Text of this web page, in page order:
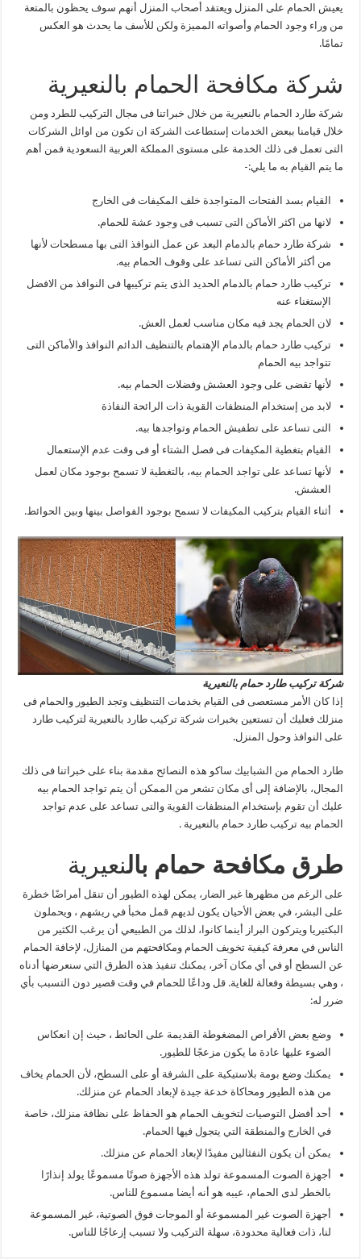
يعيش الحمام على المنزل ويعتقد أصحاب المنزل أنهم سوف يحظون بالمتعة
من وراء وجود الحمام وأصواته المميزة ولكن للأسف ما يحدث هو العكس
تمامًا.
شركة مكافحة الحمام بالنعيرية
شركة طارد الحمام بالنعيرية من خلال خبراتنا فى مجال التركيب للطرد ومن
خلال قيامنا ببعض الخدمات إستطاعت الشركة ان تكون من اوائل الشركات
التى تعمل فى ذلك الخدمة على مستوى المملكة العربية السعودية فمن أهم
ما يتم القيام به ما يلي:-
القيام بسد الفتحات المتواجدة خلف المكيفات فى الخارج
لانها من اكثر الأماكن التى تسبب فى وجود عشة للحمام.
شركة طارد حمام بالدمام البعد عن عمل النوافذ التى بها مسطحات لأنها
من أكثر الأماكن التى تساعد على وقوف الحمام بيه.
تركيب طارد حمام بالدمام الحديد الذى يتم تركيبها فى النوافذ من الافضل
الإستغناء عنه
لان الحمام يجد فيه مكان مناسب لعمل العش.
تركيب طارد حمام بالدمام الإهتمام بالتنظيف الدائم النوافذ والأماكن التى
تتواجد بيه الحمام
لأنها تقضى على وجود العشش وفضلات الحمام بيه.
لابد من إستخدام المنظفات القوية ذات الرائحة النفاذة
التى تساعد على تطفيش الحمام وتواجدها بيه.
القيام بتغطية المكيفات فى فصل الشتاء أو فى وقت عدم الإستعمال
لأنها تساعد على تواجد الحمام بيه، بالتغطية لا تسمح بوجود مكان لعمل
العشش.
أثناء القيام بتركيب المكيفات لا تسمح بوجود الفواصل بينها وبين الحوائط.
شركة تركيب طارد حمام بالنعيرية
إذا كان الأمر مستعصى فى القيام بخدمات التنظيف وتجد الطيور والحمام فى
منزلك فعليك أن تستعين بخبرات شركة تركيب طارد بالنعيرية لتركيب طارد
على النوافذ وحول المنزل.
طارد الحمام من الشبابيك ساكو هذه النصائح مقدمة بناء على خبراتنا فى ذلك
المجال، بالإضافة إلى أى مكان تشعر من الممكن أن يتم تواجد الحمام بيه
عليك أن تقوم بإستخدام المنظفات القوية والتى تساعد على عدم تواجد
الحمام بيه تركيب طارد حمام بالنعيرية .
طرق مكافحة حمام بالنعيرية
على الرغم من مظهرها غير الضار، يمكن لهذه الطيور أن تنقل أمراضًا خطرة
على البشر، في بعض الأحيان يكون لديهم قمل مخبأ في ريشهم ، ويحملون
البكتيريا ويتركون البراز أينما كانوا، لذلك من الطبيعي أن يرغب الكثير من
الناس في معرفة كيفية تخويف الحمام ومكافحتهم من المنازل، لإخافة الحمام
عن السطح أو في أي مكان آخر، يمكنك تنفيذ هذه الطرق التي سنعرضها أدناه
، وهي بسيطة وفعالة للغاية. قل وداعًا للحمام في وقت قصير دون التسبب بأي
ضرر له:
وضع بعض الأقراص المضغوطة القديمة على الحائط ، حيث إن انعكاس
الضوء عليها عادة ما يكون مزعجًا للطيور.
يمكنك وضع بومة بلاستيكية على الشرفة أو على السطح، لأن الحمام يخاف
من هذه الطيور ومحاكاة خدعة جيدة لإبعاد الحمام عن منزلك.
أحد أفضل التوصيات لتخويف الحمام هو الحفاظ على نظافة منزلك، خاصة
في الخارج والمنطقة التي يتجول فيها الحمام.
يمكن أن يكون النفثالين مفيدًا لإبعاد الحمام عن منزلك.
أجهزة الصوت المسموعة تولد هذه الأجهزة صوتًا مسموعًا يولد إنذارًا
بالخطر لدى الحمام، عيبه هو أنه أيضا مسموع للناس.
أجهزة الصوت غير المسموعة أو الموجات فوق الصوتية، غير المسموعة
لنا، ذات فعالية محدودة، سهلة التركيب ولا تسبب إزعاجًا للناس.